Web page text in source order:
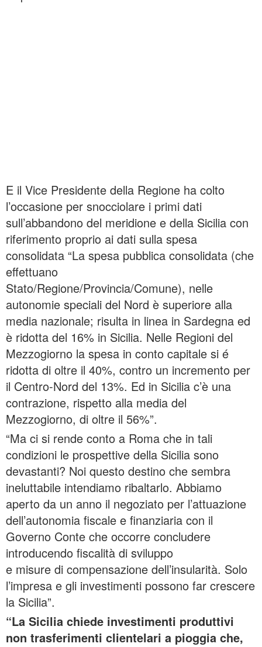
E il Vice Presidente della Regione ha colto
l’occasione per snocciolare i primi dati
sull’abbandono del meridione e della Sicilia con
riferimento proprio ai dati sulla spesa
consolidata “La spesa pubblica consolidata (che
effettuano
Stato/Regione/Provincia/Comune), nelle
autonomie speciali del Nord è superiore alla
media nazionale; risulta in linea in Sardegna ed
è ridotta del 16% in Sicilia. Nelle Regioni del
Mezzogiorno la spesa in conto capitale si é
ridotta di oltre il 40%, contro un incremento per
il Centro-Nord del 13%. Ed in Sicilia c’è una
contrazione, rispetto alla media del
Mezzogiorno, di oltre il 56%”.
“Ma ci si rende conto a Roma che in tali
condizioni le prospettive della Sicilia sono
devastanti? Noi questo destino che sembra
ineluttabile intendiamo ribaltarlo. Abbiamo
aperto da un anno il negoziato per l’attuazione
dell’autonomia fiscale e finanziaria con il
Governo Conte che occorre concludere
introducendo fiscalità di sviluppo
e misure di compensazione dell’insularità. Solo
l’impresa e gli investimenti possono far crescere
la Sicilia”.
“La Sicilia chiede investimenti produttivi
non trasferimenti clientelari a pioggia che,